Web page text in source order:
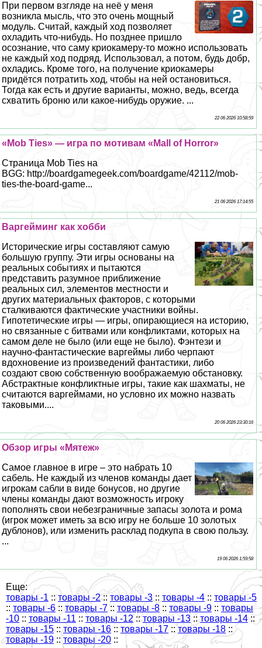
При первом взгляде на неё у меня
возникла мысль, что это очень мощный
модуль. Считай, каждый ход позволяет
охладить что-нибудь. Но позднее пришло
осознание, что саму криокамеру-то можно использовать
не каждый ход подряд. Использовал, а потом, будь добр,
охладись. Кроме того, на получение криокамеры
придётся потратить ход, чтобы на ней остановиться.
Тогда как есть и другие варианты, можно, ведь, всегда
схватить броню или какое-нибудь оружие. ...
22 06 2026 10:58:59
«Mob Ties» — игра по мотивам «Mall of Horror»
Страница Mob Ties на
BGG: http://boardgamegeek.com/boardgame/42112/mob-
ties-the-board-game...
21 06 2026 17:14:55
Варгeйминг как хобби
Исторические игры составляют самую
большую группу. Эти игры основаны на
реальных событиях и пытаются
представить разумное приближение
реальных сил, элементов местности и
других материальных факторов, с которыми
сталкиваются фактические участники войны.
Гипотетические игры — игры, опирающиеся на историю,
но связанные с битвами или конфликтами, которых на
самом деле не было (или еще не было). Фэнтези и
научно-фантастические варгeймы либо черпают
вдохновение из произведений фантастики, либо
создают свою собственную воображаемую обстановку.
Абстpaктные конфликтные игры, такие как шахматы, не
считаются варгeймами, но условно их можно назвать
таковыми....
20 06 2026 23:30:16
Обзор игры «Мятеж»
Самое главное в игре – это набрать 10
сабель. Не каждый из члeнов комaнды дает
игрокам сабли в виде бонусов, но другие
члeны комaнды дают возможность игроку
пополнять свои небезграничные запасы золота и рома
(игрок может иметь за всю игру не больше 10 золотых
дублонов), или изменить расклад подкупа в свою пользу.
...
19 06 2026 1:59:58
Еще:
товары -1 :: товары -2 :: товары -3 :: товары -4 :: товары -5
:: товары -6 :: товары -7 :: товары -8 :: товары -9 :: товары
-10 :: товары -11 :: товары -12 ::товары -13 :: товары -14 ::
товары -15 :: товары -16 :: товары -17 :: товары -18 ::
товары -19 :: товары -20 ::